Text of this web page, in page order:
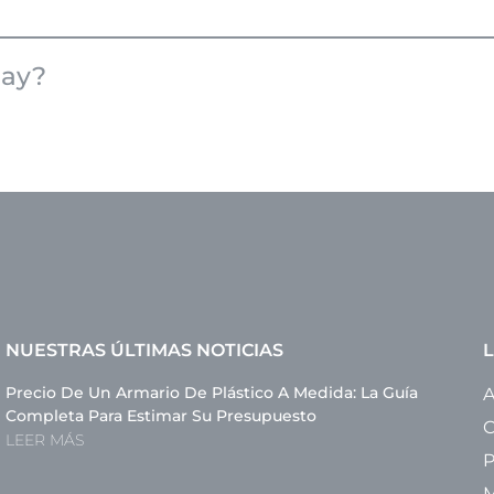
NUESTRAS ÚLTIMAS NOTICIAS
Precio De Un Armario De Plástico A Medida: La Guía
Completa Para Estimar Su Presupuesto
LEER MÁS